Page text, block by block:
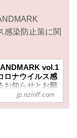
感染防止策に関
vol.1
ロナウイルス感
お知らせとお願
ィシャルサイ
jp.rizinff.com